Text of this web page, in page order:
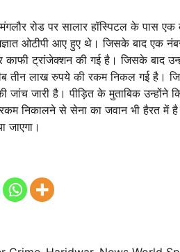
रोड पर सालार हॉस्पिटल के पास एक
ओटीपी आए हुए थे। जिसके बाद एक
ट्रांजेक्शन की गई है। जिसके बाद
तीन लाख रुपये की रकम निकल गई है।
जांच जारी है। पीड़ित के मुताबिक उन्होंने
निकालने से सेना का जवान भी हैरत
जाएगा।